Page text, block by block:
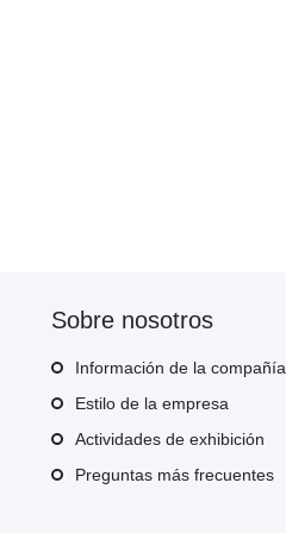
Sobre nosotros
Información de la compañía
Estilo de la empresa
Actividades de exhibición
Preguntas más frecuentes